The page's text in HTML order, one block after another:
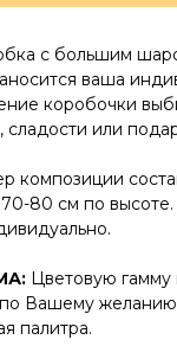
с большим
ваша
коробочки
сладости или
композиции
80 см по
Цветовую гамму
Вашему
палитра.